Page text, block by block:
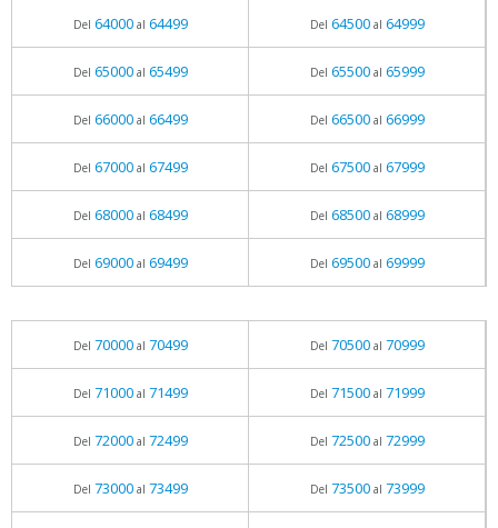
Del 64000al 64499 Del 64500al 64999
Del 65000al 65499 Del 65500al 65999
Del 66000al 66499 Del 66500al 66999
Del 67000al 67499 Del 67500al 67999
Del 68000al 68499 Del 68500al 68999
Del 69000al 69499 Del 69500al 69999
Del 70000al 70499 Del 70500al 70999
Del 71000al 71499 Del 71500al 71999
Del 72000al 72499 Del 72500al 72999
Del 73000al 73499 Del 73500al 73999